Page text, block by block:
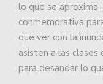
lo que se
conmemorativa
que ver con la
asisten a las
para desandar lo